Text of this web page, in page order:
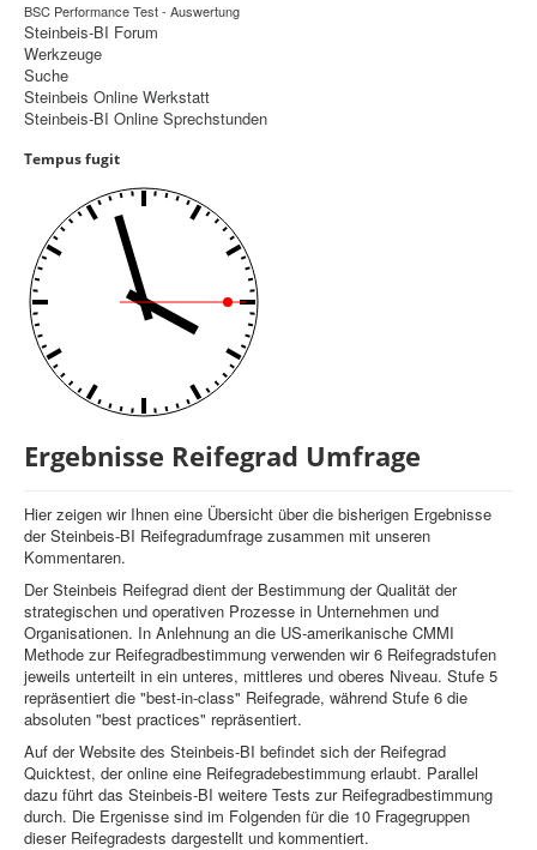
Beratung
Management
Controlling
Balanced Scorecard
Benchmarking
Hoshin-Kanri
Kommunikation
Entscheidungsregeln
Aktuelle Seite: Startseite
BSC Performance Test - Auswertung
Steinbeis-BI Forum
Werkzeuge
Suche
Steinbeis Online Werkstatt
Steinbeis-BI Online Sprechstunden
Tempus fugit
Ergebnisse Reifegrad Umfrage
Hier zeigen wir Ihnen eine Übersicht über die bisherigen Ergebnisse
der Steinbeis-BI Reifegradumfrage zusammen mit unseren
Kommentaren.
Der Steinbeis Reifegrad dient der Bestimmung der Qualität der
strategischen und operativen Prozesse in Unternehmen und
Organisationen. In Anlehnung an die US-amerikanische CMMI
Methode zur Reifegradbestimmung verwenden wir 6 Reifegradstufen
jeweils unterteilt in ein unteres, mittleres und oberes Niveau. Stufe 5
repräsentiert die "best-in-class" Reifegrade, während Stufe 6 die
absoluten "best practices" repräsentiert.
Auf der Website des Steinbeis-BI befindet sich der Reifegrad
Quicktest, der online eine Reifegradebestimmung erlaubt. Parallel
dazu führt das Steinbeis-BI weitere Tests zur Reifegradbestimmung
durch. Die Ergenisse sind im Folgenden für die 10 Fragegruppen
dieser Reifegradests dargestellt und kommentiert.